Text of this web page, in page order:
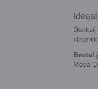
Dankzij
Bestel
Mosa